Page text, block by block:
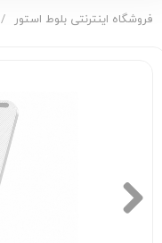
فروشگاه اینترنتی بلوط استور